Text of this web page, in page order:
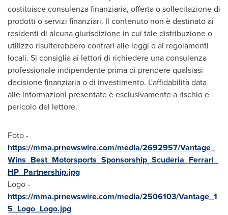
costituisce consulenza finanziaria, offerta o sollecitazione di
prodotti o servizi finanziari. Il contenuto non è destinato ai
residenti di alcuna giurisdizione in cui tale distribuzione o
utilizzo risulterebbero contrari alle leggi o ai regolamenti
locali. Si consiglia ai lettori di richiedere una consulenza
professionale indipendente prima di prendere qualsiasi
decisione finanziaria o di investimento. L'affidabilità data
alle informazioni presentate è esclusivamente a rischio e
pericolo del lettore.
Foto -
https://mma.prnewswire.com/media/2692957/Vantage_
Wins_Best_Motorsports_Sponsorship_Scuderia_Ferrari_
HP_Partnership.jpg
Logo -
https://mma.prnewswire.com/media/2506103/Vantage_1
5_Logo_Logo.jpg